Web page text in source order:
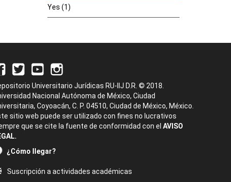
Yes (1)
Universitario Jurídicas RU-IIJ D.R. © 2018.
Nacional Autónoma de México, Ciudad
Coyoacán, C. P. 04510, Ciudad de México, México.
sitio web puede ser utilizado con fines no lucrativos
que se cite la fuente de conformidad con el AVISO
¿Cómo llegar?
Suscripción a actividades académicas